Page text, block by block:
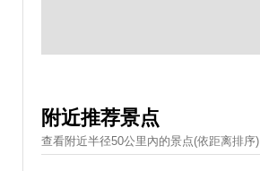
附近推荐景点
查看附近半径50公里內的景点(依距离排序)